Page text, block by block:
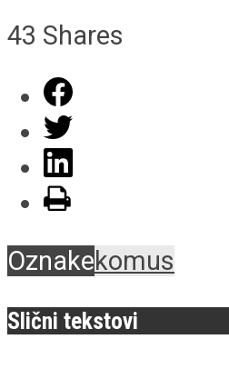
43 Shares
Oznakekomus
Slični tekstovi